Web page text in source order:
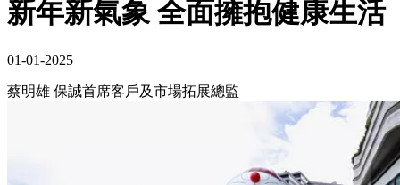
新年新氣象 全面擁抱健康生活
01-01-2025
蔡明雄 保誠首席客戶及市場拓展總監